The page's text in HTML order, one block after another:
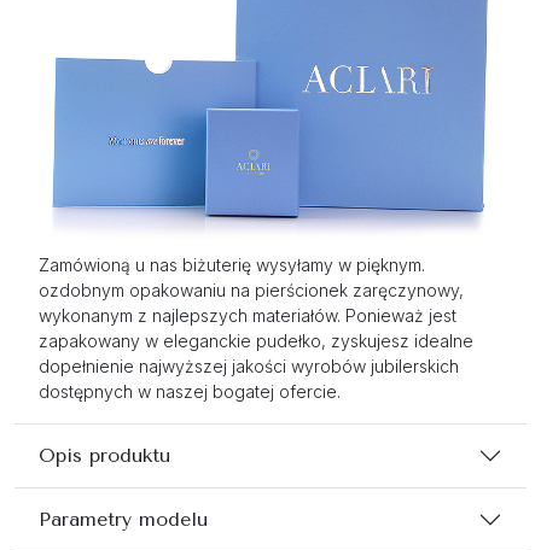
Zamówioną u nas biżuterię wysyłamy w pięknym.
ozdobnym opakowaniu na pierścionek zaręczynowy,
wykonanym z najlepszych materiałów. Ponieważ jest
zapakowany w eleganckie pudełko, zyskujesz idealne
dopełnienie najwyższej jakości wyrobów jubilerskich
dostępnych w naszej bogatej ofercie.
Opis produktu
Parametry modelu